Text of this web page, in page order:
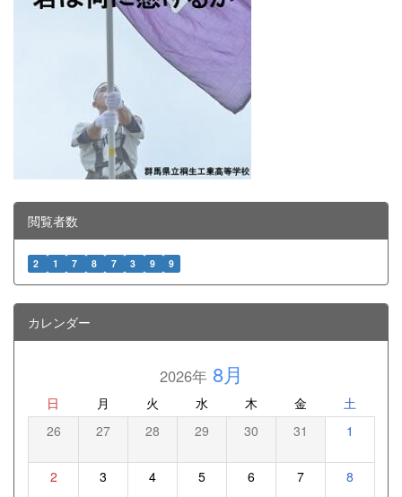
閲覧者数
2 1 7 8 7 3 9 9
カレンダー
2026年8月
日 月 火 水 木 金 土
26 27 28 29 30 31 1
2 3 4 5 6 7 8